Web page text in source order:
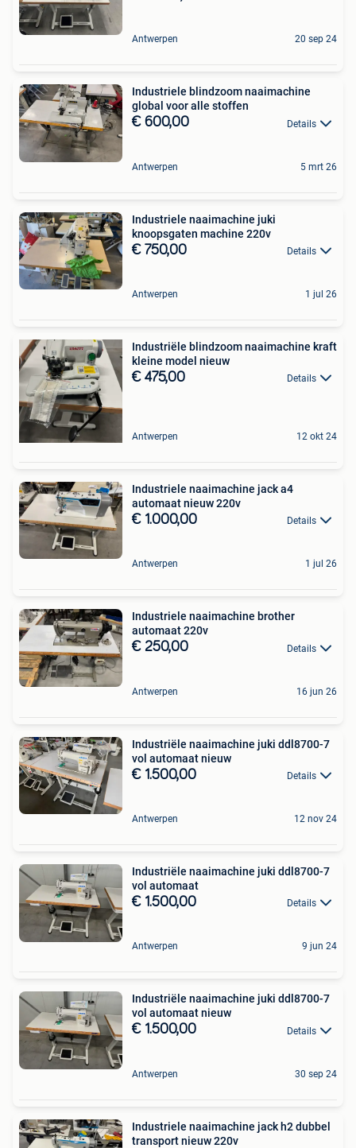
Antwerpen 20 sep 24
Industriele blindzoom naaimachine
global voor alle stoffen
€ 600,00 Details
Antwerpen 5 mrt 26
Industriele naaimachine juki
knoopsgaten machine 220v
€ 750,00 Details
Antwerpen 1 jul 26
Industriële blindzoom naaimachine kraft
kleine model nieuw
€ 475,00 Details
Antwerpen 12 okt 24
Industriele naaimachine jack a4
automaat nieuw 220v
€ 1.000,00 Details
Antwerpen 1 jul 26
Industriele naaimachine brother
automaat 220v
€ 250,00 Details
Antwerpen 16 jun 26
Industriële naaimachine juki ddl8700-7
vol automaat nieuw
€ 1.500,00 Details
Antwerpen 12 nov 24
Industriële naaimachine juki ddl8700-7
vol automaat
€ 1.500,00 Details
Antwerpen 9 jun 24
Industriële naaimachine juki ddl8700-7
vol automaat nieuw
€ 1.500,00 Details
Antwerpen 30 sep 24
Industriele naaimachine jack h2 dubbel
transport nieuw 220v